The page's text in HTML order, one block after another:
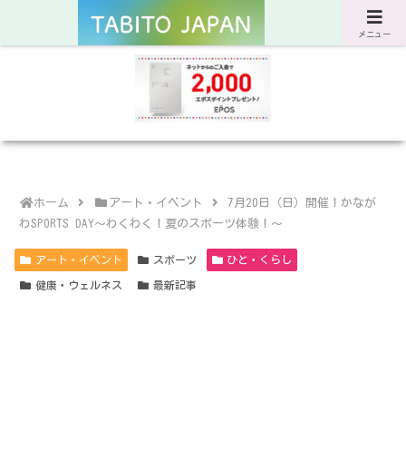
サスティナブルな旅と暮らしのWebマガジン
ホーム アート・イベント
7月20日（日）開催！かなが
わSPORTS DAY～わくわく！夏のスポーツ体験！～
アート・イベント スポーツ ひと・くらし
健康・ウェルネス 最新記事
メニュー